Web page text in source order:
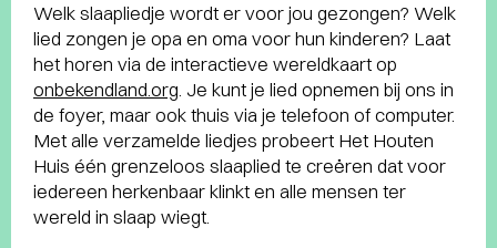
Welk slaapliedje wordt er voor jou gezongen? Welk
lied zongen je opa en oma voor hun kinderen? Laat
het horen via de interactieve wereldkaart op
onbekendland.org . Je kunt je lied opnemen bij ons in
de foyer, maar ook thuis via je telefoon of computer.
Met alle verzamelde liedjes probeert Het Houten
Huis één grenzeloos slaaplied te creëren dat voor
iedereen herkenbaar klinkt en alle mensen ter
wereld in slaap wiegt.